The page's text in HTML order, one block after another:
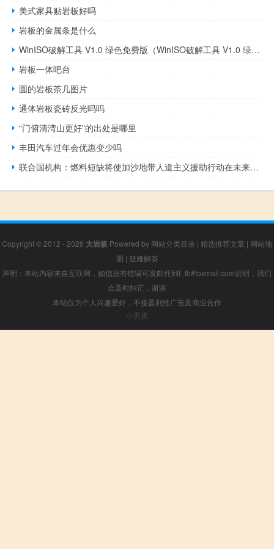
美式家具贴岩板好吗
岩板的金属条是什么
WinISO破解工具 V1.0 绿色免费版（WinISO破解工具 V1.0 绿色免费版功能简介）
岩板一体吧台
圆的岩板茶几图片
通体岩板瓷砖反光吗吗
“门俯清湾山更好”的出处是哪里
丰田汽车过年会优惠变少吗
联合国机构：燃料短缺将使加沙地带人道主义援助行动在未来48小时内陷入停顿
Copyright © 2012 - 2026 大岩板 Powered by 网站分类目录 | 精选推荐文章 | 网站地
图 | 疑难解答
声明：本站内容来自互联网，如信息有错误可发邮件到f_fb#foxmail.com说明，我们
会及时纠正，谢谢
本站仅为个人兴趣爱好，不接盈利性广告及商业合作
小男孩